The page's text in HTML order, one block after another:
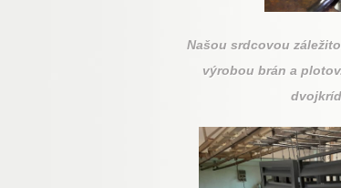
Našou srdcovou
výrobou brán a